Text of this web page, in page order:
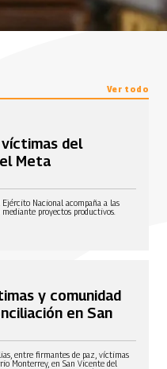
Ver todo
del
Meta
Nacional acompaña a las
proyectos productivos.
y comunidad
en San
entre firmantes de paz, víctimas
Monterrey, en San Vicente del